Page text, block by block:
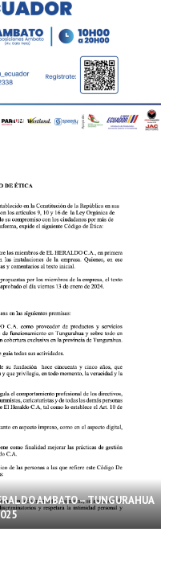
AMBATO – TUNGURAHUA